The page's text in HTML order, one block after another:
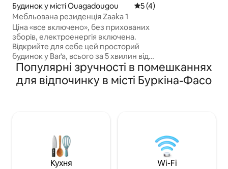
Будинок у місті Ouagadougou Середня оцінка: 5 з 5,
5 (4)
Мебльована резиденція Zaaka 1
Ціна «все включено», без прихованих
зборів, електроенергія включена.
Відкрийте для себе цей просторий
будинок у Ваґа, всього за 5 хвилин від
школи Universalis. Це ідеальне місце
для сімей, друзів або бізнес-
мандрівників. Воно пропонує три
двориком, високошвидкісним Wi-Fi,
пральною машиною, послугами
прибирання та нічним охоронцем для
комфортного перебування.
насолоджуйтеся
Netflix для
Популярні зручності в помешканнях
для відпочинку в місті Буркіна-Фасо
Кухня Wi-Fi